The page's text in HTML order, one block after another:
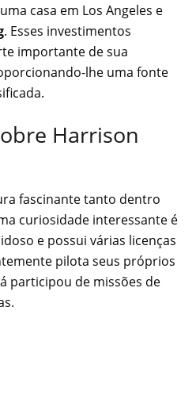
casa em Los Angeles e
. Esses investimentos
importante de sua
lhe uma fonte
Harrison
fascinante tanto dentro
curiosidade interessante é
e possui várias licenças
pilota seus próprios
participou de missões de